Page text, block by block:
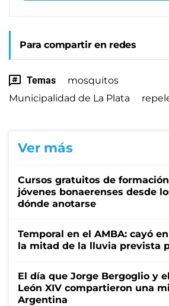
Para compartir en redes
Temas
mosquitos
Municipalidad de La Plata
Ver más
Cursos gratuitos de
jóvenes bonaerenses desde
dónde anotarse
Temporal en el AMBA: cayó
la mitad de la lluvia prevista
El día que Jorge Bergoglio y
León XIV compartieron una
Argentina